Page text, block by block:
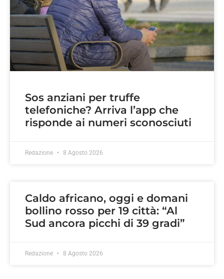
Sos anziani per truffe
telefoniche? Arriva l’app che
risponde ai numeri sconosciuti
Redazione 8 Agosto 2026
Caldo africano, oggi e domani
bollino rosso per 19 città: “Al
Sud ancora picchi di 39 gradi”
Redazione 8 Agosto 2026